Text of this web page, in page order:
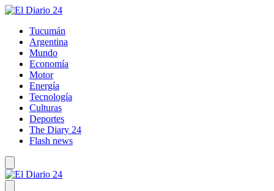
Tucumán
Argentina
Mundo
Economía
Motor
Energía
Tecnología
Culturas
Deportes
The Diary 24
Flash news